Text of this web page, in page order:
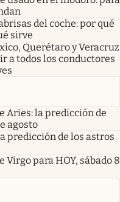
del coche: por qué
sirve
Querétaro y Veracruz
a todos los conductores
Aries: la predicción de
agosto
predicción de los astros
Virgo para HOY, sábado 8